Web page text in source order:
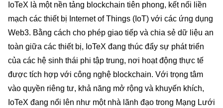
IoTeX là một nền tảng blockchain tiên phong, kết nối liền
mạch các thiết bị Internet of Things (IoT) với các ứng dụng
Web3. Bằng cách cho phép giao tiếp và chia sẻ dữ liệu an
toàn giữa các thiết bị, IoTeX đang thúc đẩy sự phát triển
của các hệ sinh thái phi tập trung, nơi hoạt động thực tế
được tích hợp với công nghệ blockchain. Với trọng tâm
vào quyền riêng tư, khả năng mở rộng và khuyến khích,
IoTeX đang nổi lên như một nhà lãnh đạo trong Mạng Lưới